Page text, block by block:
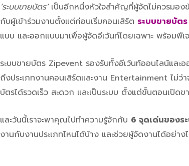
‘ระบบขายบัตร’เป็นอีกหนึ่งหัวใจสำคัญที่ผู้จัดไม่ควรมองข้
กับผู้เข้าร่วมงานตั้งแต่ก่อนเริ่มคอนเสิร์ต ระบบขายบัต
แบบ และออกแบบมาเพื่อผู้จัดอีเว้นท์โดยเฉพาะ พร้อมฟี
ระบบขายบัตร Zipevent รองรับทั้งอีเว้นท์ออนไลน์และ
ถึงประเภทงานคอนเสิร์ตและงาน Entertainment ไม่
บัตรได้รวดเร็ว สะดวก และเป็นระบบ ตั้งแต่ขั้นตอนเปิด
และวันนี้เราจะพาคุณไปทำความรู้จักกับ 6 จุดเด่นของร
งานกับงานประเภทไหนได้บ้าง และช่วยผู้จัดงานได้อย่า